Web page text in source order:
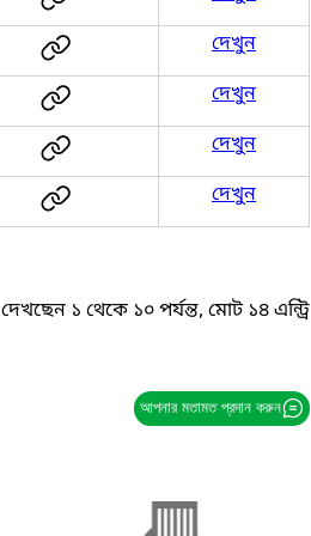
দেখুন
দেখুন
দেখুন
দেখুন
দেখছেন ১ থেকে ১০ পর্যন্ত, মোট ১৪ এন্ট্রি
আপনার মতামত প্রদান করুন